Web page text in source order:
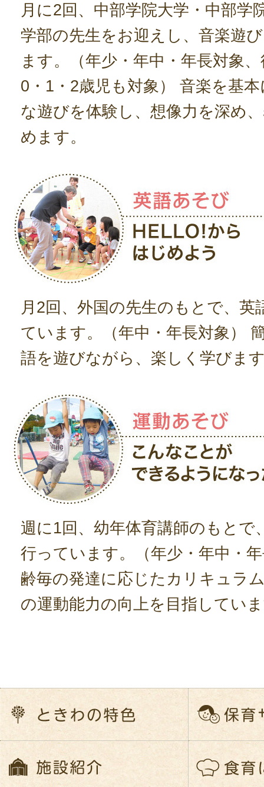
月に2回、中部学院大学・中部学
学部の先生をお迎えし、音楽遊
ます。（年少・年中・年長対象
0・1・2歳児も対象） 音楽を基
な遊びを体験し、想像力を深め
めます。
月2回、外国の先生のもとで、英
ています。（年中・年長対象）
語を遊びながら、楽しく学びま
週に1回、幼年体育講師のもとで
行っています。（年少・年中・
齢毎の発達に応じたカリキュラ
の運動能力の向上を目指してい